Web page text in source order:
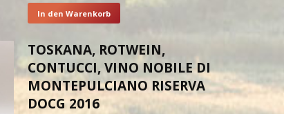
In den Warenkorb
TOSKANA, ROTWEIN,
CONTUCCI, VINO NOBILE DI
MONTEPULCIANO RISERVA
DOCG 2016